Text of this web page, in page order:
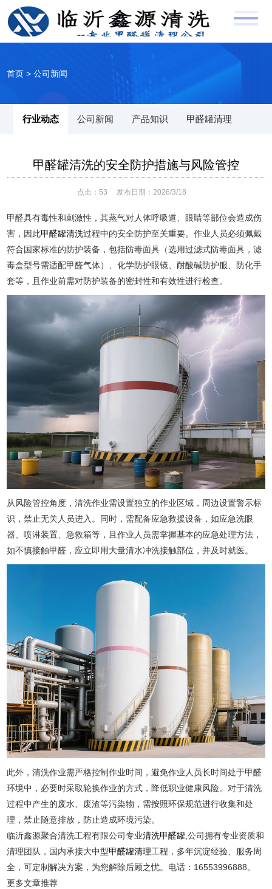
首页 >公司新闻
行业动态 公司新闻 产品知识 甲醛罐清理
甲醛罐清洗的安全防护措施与风险管控
点击： 53 发布日期：2026/3/18
甲醛具有毒性和刺激性，其蒸气对人体呼吸道、眼睛等部位会造成伤
害，因此甲醛罐清洗过程中的安全防护至关重要。作业人员必须佩戴
符合国家标准的防护装备，包括防毒面具（选用过滤式防毒面具，滤
毒盒型号需适配甲醛气体）、化学防护眼镜、耐酸碱防护服、防化手
套等，且作业前需对防护装备的密封性和有效性进行检查。
从风险管控角度，清洗作业需设置独立的作业区域，周边设置警示标
识，禁止无关人员进入。同时，需配备应急救援设备，如应急洗眼
器、喷淋装置、急救箱等，且作业人员需掌握基本的应急处理方法，
如不慎接触甲醛，应立即用大量清水冲洗接触部位，并及时就医。
此外，清洗作业需严格控制作业时间，避免作业人员长时间处于甲醛
环境中，必要时采取轮换作业的方式，降低职业健康风险。对于清洗
过程中产生的废水、废渣等污染物，需按照环保规范进行收集和处
理，禁止随意排放，防止造成环境污染。
临沂鑫源聚合清洗工程有限公司专业清洗甲醛罐,公司拥有专业资质和
清理团队，国内承接大中型甲醛罐清理工程，多年沉淀经验、服务周
全，可定制解决方案，为您解除后顾之忧。电话：16553996888。
更多文章推荐